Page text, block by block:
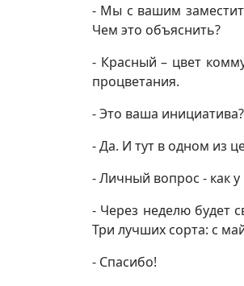
- Мы с вашим
Чем это объяснить?
- Красный – цвет
процветания.
- Это ваша инициатива?
- Да. И тут в одном из
- Личный вопрос - как у
- Через неделю будет
Три лучших сорта: с
- Спасибо!